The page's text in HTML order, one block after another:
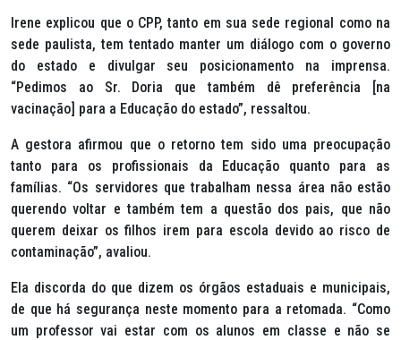
Irene explicou que o CPP, tanto em sua sede regional como na
sede paulista, tem tentado manter um diálogo com o governo
do estado e divulgar seu posicionamento na imprensa.
“Pedimos ao Sr. Doria que também dê preferência [na
vacinação] para a Educação do estado”, ressaltou.
A gestora afirmou que o retorno tem sido uma preocupação
tanto para os profissionais da Educação quanto para as
famílias. “Os servidores que trabalham nessa área não estão
querendo voltar e também tem a questão dos pais, que não
querem deixar os filhos irem para escola devido ao risco de
contaminação”, avaliou.
Ela discorda do que dizem os órgãos estaduais e municipais,
de que há segurança neste momento para a retomada. “Como
um professor vai estar com os alunos em classe e não se